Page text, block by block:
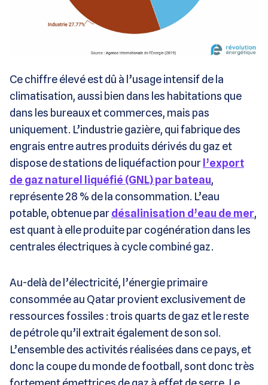
Ce chiffre élevé est dû à l’usage intensif de la
climatisation, aussi bien dans les habitations que
dans les bureaux et commerces, mais pas
uniquement. L’industrie gazière, qui fabrique des
engrais entre autres produits dérivés du gaz et
dispose de stations de liquéfaction pour l’export
de gaz naturel liquéfié (GNL) par bateau,
représente 28 % de la consommation. L’eau
potable, obtenue pardésalinisation d’eau de mer,
est quant à elle produite par cogénération dans les
centrales électriques à cycle combiné gaz.
Au-delà de l’électricité, l’énergie primaire
consommée au Qatar provient exclusivement de
ressources fossiles : trois quarts de gaz et le reste
de pétrole qu’il extrait également de son sol.
L’ensemble des activités réalisées dans ce pays, et
donc la coupe du monde de football, sont donc très